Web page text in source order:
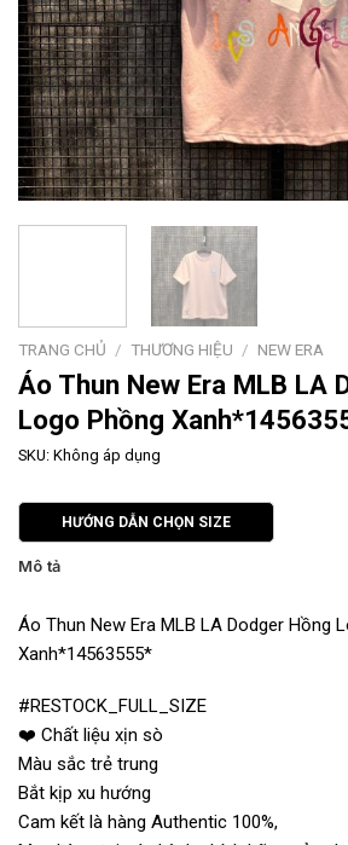
TRANG CHỦ / THƯƠNG HIỆU / NEW ERA
Áo Thun New Era MLB LA
Logo Phồng
SKU: Không áp dụng
HƯỚNG DẪN CHỌN SIZE
Mô tả
Áo Thun New Era MLB LA Dodger Hồng
Xanh*14563555*
#RESTOCK_FULL_SIZE
❤️ Chất liệu xịn sò
Màu sắc trẻ trung
Bắt kịp xu hướng
Cam kết là hàng Authentic 100%,